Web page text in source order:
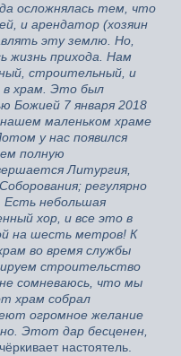
осложнялась тем, что
и арендатор (хозяин
эту землю. Но,
жизнь прихода. Нам
строительный, и
в храм. Это был
Божией 7 января 2018
маленьком храме
у нас появился
полную
Литургия,
регулярно
Есть небольшая
хор, и все это в
на шесть метров! К
во время службы
строительство
сомневаюсь, что мы
храм собрал
огромное желание
Этот дар бесценен,
настоятель.